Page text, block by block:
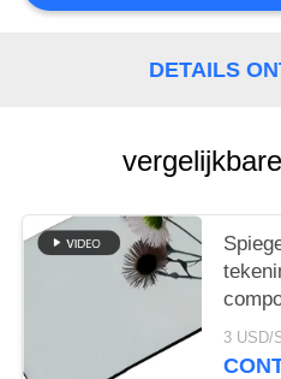
DETAILS
3 USD/